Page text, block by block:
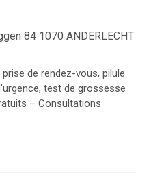
84 1070 ANDERLECHT
de rendez-vous, pilule
test de grossesse
– Consultations